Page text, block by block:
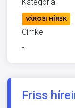
Kategória
VÁROSI HÍREK
Címke
-
Friss